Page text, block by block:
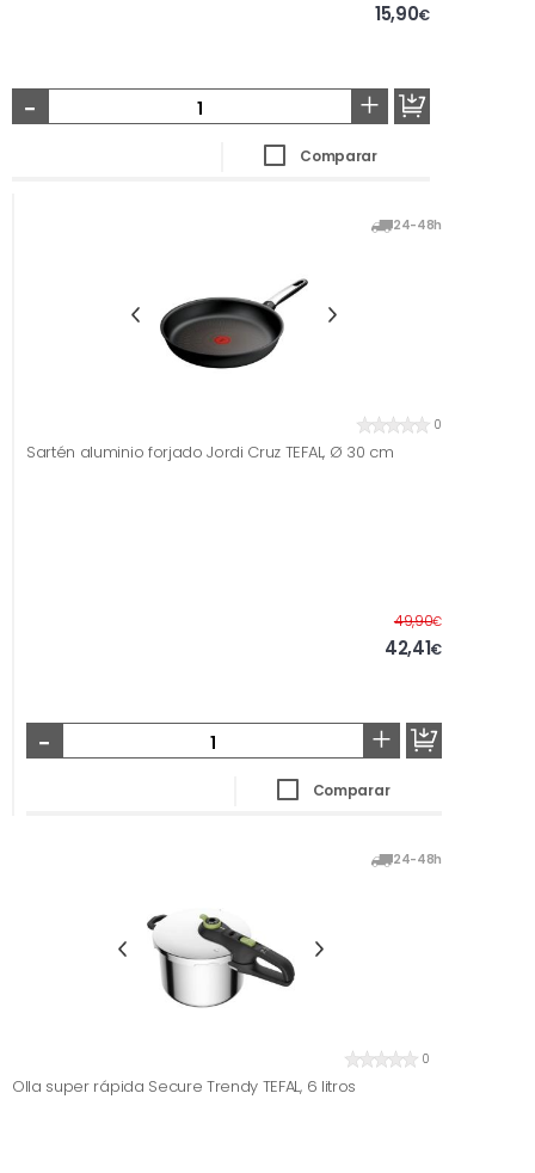
15,90€
- +
Comparar
24-48h
0
Sartén aluminio forjado Jordi Cruz TEFAL, Ø 30 cm
49,90€Antes
42,41€
- +
Comparar
24-48h
0
Olla super rápida Secure Trendy TEFAL, 6 litros